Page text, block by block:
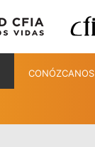
CONÓZCANOS